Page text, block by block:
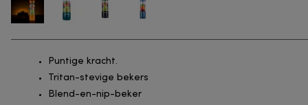
Puntige kracht.
Tritan-stevige bekers
Blend-en-nip-beker